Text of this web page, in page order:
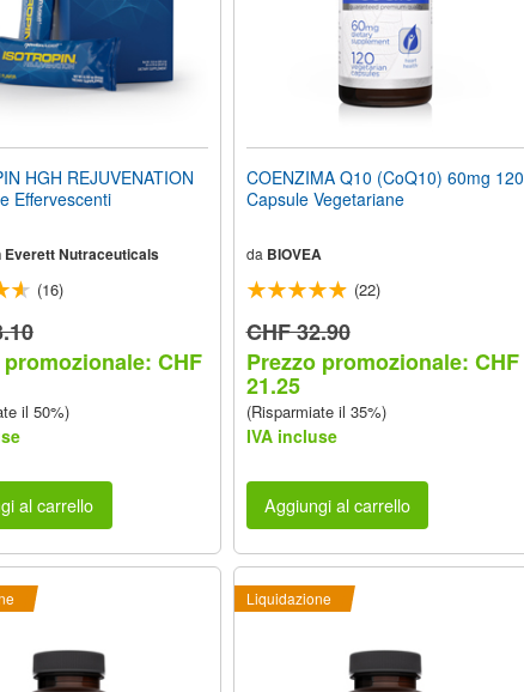
HGH REJUVENATION
Effervescenti
Everett Nutraceuticals
(16)
promozionale: CHF
il 50%)
al carrello
COENZIMA Q10 (CoQ10) 60mg 120
Capsule Vegetariane
da BIOVEA
(22)
CHF 32.90
Prezzo promozionale: CHF
21.25
(Risparmiate il 35%)
IVA incluse
Aggiungi al carrello
Liquidazione